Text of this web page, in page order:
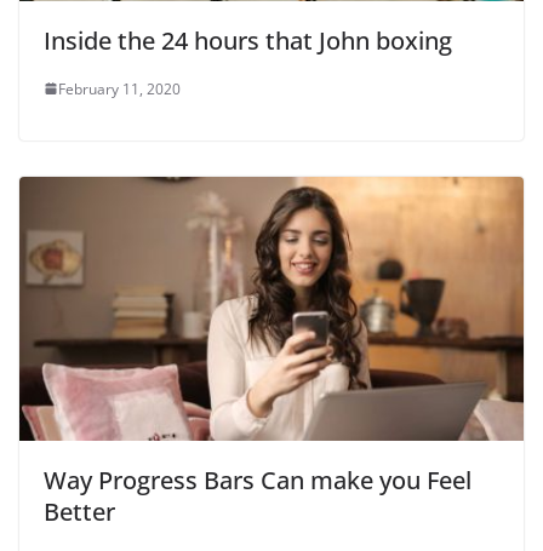
Inside the 24 hours that John boxing
February 11, 2020
Way Progress Bars Can make you Feel
Better